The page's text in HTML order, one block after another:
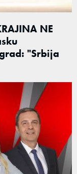
NE
"Srbija